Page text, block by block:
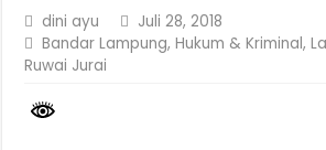
Dirut Jasa Raharja Dampingi Wamenhub
Jasa Raharja Jamin Seluruh Korban
dini ayu
Juli 28, 2018
Bandar Lampung,Hukum & Kriminal,
Ruwai Jurai